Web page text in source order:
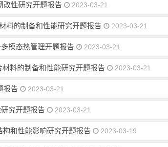
改性研究开题报告 2023-03-21
料的制备和性能研究开题报告 2023-03-21
模态热管理开题报告 2023-03-21
料的制备和性能研究开题报告 2023-03-21
报告 2023-03-21
究开题报告 2023-03-21
和性能影响研究开题报告 2023-03-19